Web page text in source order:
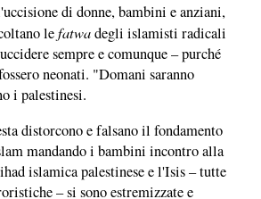
di donne, bambini e anziani,
lefatwadegli islamisti radicali
sempre e comunque – purché
neonati. "Domani saranno
i palestinesi.
distorcono e falsano il fondamento
mandando i bambini incontro alla
islamica palestinese e l'Isis – tutte
– si sono estremizzate e